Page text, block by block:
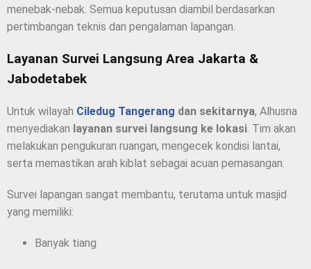
menebak-nebak. Semua keputusan diambil berdasarkan
pertimbangan teknis dan pengalaman lapangan.
Layanan Survei Langsung Area Jakarta &
Jabodetabek
Untuk wilayah Ciledug Tangerang dan sekitarnya, Alhusna
menyediakan layanan survei langsung ke lokasi. Tim akan
melakukan pengukuran ruangan, mengecek kondisi lantai,
serta memastikan arah kiblat sebagai acuan pemasangan.
Survei lapangan sangat membantu, terutama untuk masjid
yang memiliki:
Banyak tiang